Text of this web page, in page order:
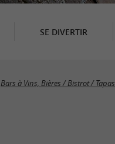
SE DIVERTIR
Bars à Vins, Bières / Bistrot /